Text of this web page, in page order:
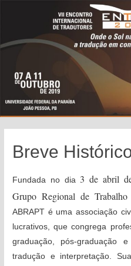
Breve
Fundada no dia 3 de abril
Grupo Regional de
ABRAPT é uma associação
lucrativos, que congrega
graduação, pós-graduação
tradução e interpretação.